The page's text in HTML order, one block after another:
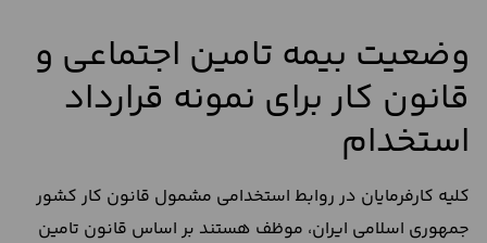
وضعیت بیمه تامین اجتماعی و
قانون کار برای نمونه قرارداد
استخدام
کلیه کارفرمایان در روابط استخدامی مشمول قانون کار کشور
جمهوری اسلامی ایران، موظف هستند بر اساس قانون تامین